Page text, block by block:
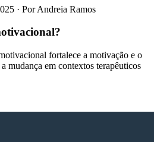
· PorAndreia Ramos
fortalece a motivação e o
mudança em contextos terapêuticos